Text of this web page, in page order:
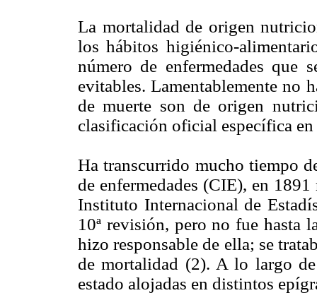
La mortalidad de origen
los hábitos higiénico-
número de enfermedades que
evitables. Lamentablemente no
de muerte son de origen
clasificación oficial específica
Ha transcurrido mucho tiempo
de enfermedades (CIE), en
Instituto Internacional de
10ª revisión, pero no fue hasta
hizo responsable de ella; se
de mortalidad (2). A lo largo
estado alojadas en distintos